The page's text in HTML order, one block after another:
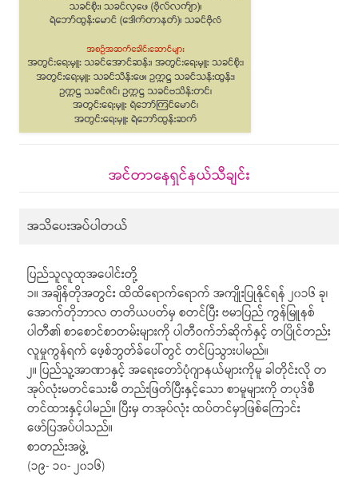
အင်တာနေရှင်နယ်သီချင်း
အသိပေးအပ်ပါတယ်
ပြည်သူလူထုအပေါင်းတို့
၁။ အချိန်တိုအတွင်း ထိထိရောက်ရောက် အကျိုးပြုနိုင်ရန် ၂၀၁၆ ခု၊
အောက်တိုဘာလ တတိယပတ်မှ စတင်ပြီး ဗမာပြည် ကွန်မြူနစ်
ပါတီ၏ စာစောင်စာတမ်းများကို ပါတီဝက်ဘ်ဆိုက်နှင့် တပြိုင်တည်း
လူမှုကွန်ရက် ဖေ့စ်ဘွတ်ခ်ပေါ်တွင် တင်ပြသွားပါမည်။
၂။ ပြည်သူ့အာဏာနှင့် အရေးတော်ပုံဂျာနယ်များကိုမူ ခါတိုင်းလို တ
အုပ်လုံးမတင်သေးမီ တည်းဖြတ်ပြီးနှင့်သော စာမူများကို တပုဒ်စီ
တင်ထားနှင့်ပါမည်။ ပြီးမှ တအုပ်လုံး ထပ်တင်မှာဖြစ်ကြောင်း
ဖော်ပြအပ်ပါသည်။
စာတည်းအဖွဲ့
(၁၉- ၁၀- ၂၀၁၆)